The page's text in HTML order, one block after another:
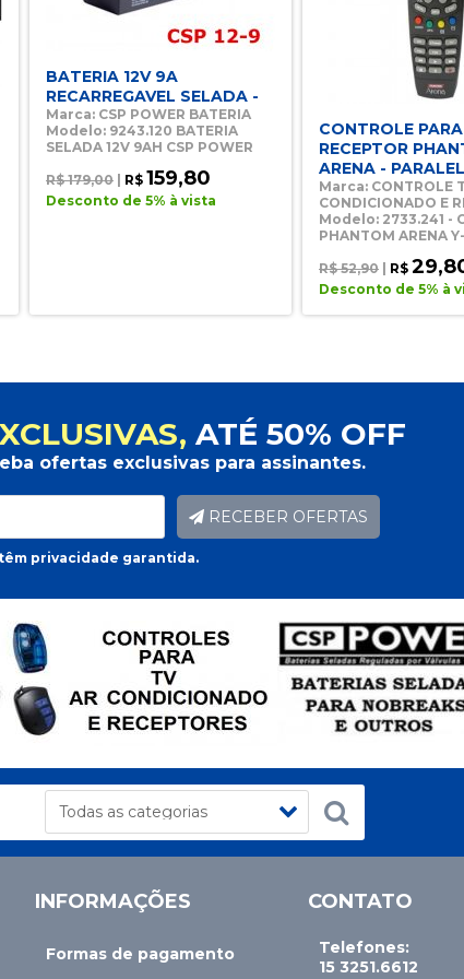
BATERIA 12V 9A
RECARREGAVEL SELADA -
Marca: CSP POWER BATERIA
Modelo: 9243.120 BATERIA
SELADA 12V 9AH CSP POWER
R$ 179,00
R$ 159,80
Desconto de 5% à vista
CONTROLE PARA
RECEPTOR
ARENA -
Marca: CONTROLE
CONDICIONADO E
Modelo: 2733.241 -
PHANTOM ARENA
R$ 52,90
R$
Desconto de 5% à
ATÉ 50% OFF
ofertas exclusivas para assinantes.
RECEBER OFERTAS
privacidade garantida.
INFORMAÇÕES
Formas de pagamento
CONTATO
Telefones:
15 3251.6612